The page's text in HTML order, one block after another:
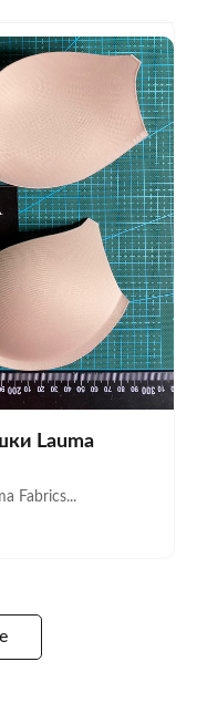
Lauma
Fabrics...